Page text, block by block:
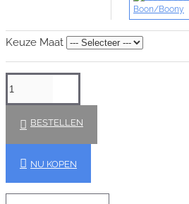
Boon/Boony
Keuze Maat
BESTELLEN
NU KOPEN